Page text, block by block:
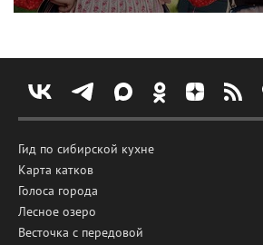
Гид по сибирской кухне
Карта катков
Голоса города
Лесное озеро
Весточка с передовой